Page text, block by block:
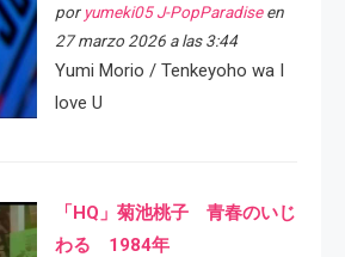
por yumeki05 J-PopParadiseen
27 marzo 2026 a las 3:44
Yumi Morio / Tenkeyoho wa I
love U
「HQ」菊池桃子 青春のいじ
わる 1984年